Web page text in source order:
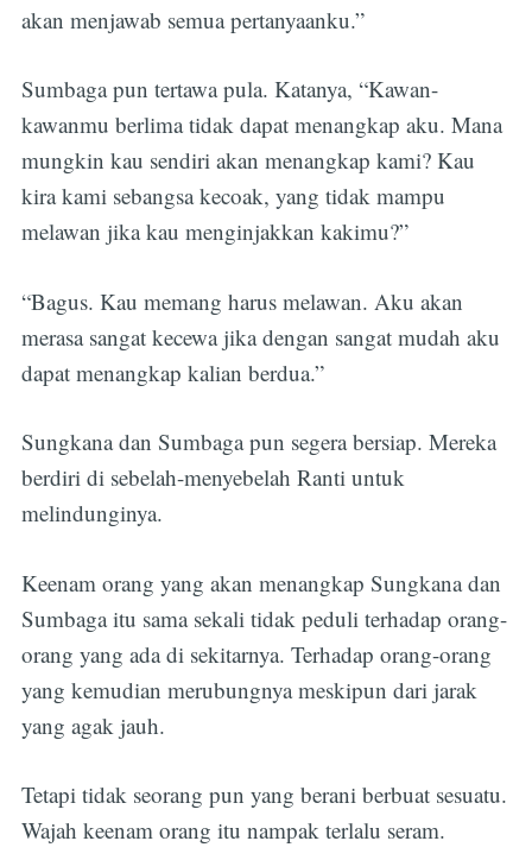
akan menjawab semua pertanyaanku.”
Sumbaga pun tertawa pula. Katanya, “Kawan-
kawanmu berlima tidak dapat menangkap aku. Mana
mungkin kau sendiri akan menangkap kami? Kau
kira kami sebangsa kecoak, yang tidak mampu
melawan jika kau menginjakkan kakimu?”
“Bagus. Kau memang harus melawan. Aku akan
merasa sangat kecewa jika dengan sangat mudah aku
dapat menangkap kalian berdua.”
Sungkana dan Sumbaga pun segera bersiap. Mereka
berdiri di sebelah-menyebelah Ranti untuk
melindunginya.
Keenam orang yang akan menangkap Sungkana dan
Sumbaga itu sama sekali tidak peduli terhadap orang-
orang yang ada di sekitarnya. Terhadap orang-orang
yang kemudian merubungnya meskipun dari jarak
yang agak jauh.
Tetapi tidak seorang pun yang berani berbuat sesuatu.
Wajah keenam orang itu nampak terlalu seram.